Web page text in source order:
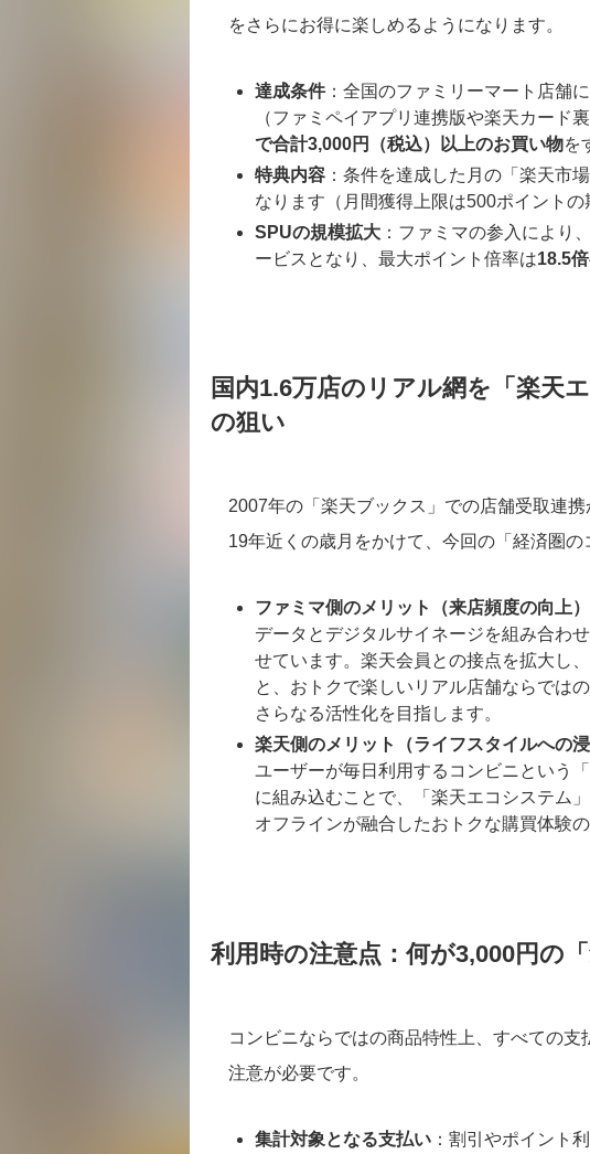
をさらにお得に楽しめるようになります。
達成条件：全国のファミリーマート店舗
（ファミペイアプリ連携版や楽天カード
で合計3,000円（税込）以上のお買い物を
特典内容 ：条件を達成した月の「楽天市
なります（月間獲得上限は500ポイントの
SPUの規模拡大 ：ファミマの参入により
ービスとなり、最大ポイント倍率は18.5倍
国内1.6万店のリアル網を「楽天
の狙い
2007年の「楽天ブックス」での店舗受取連
19年近くの歳月をかけて、今回の「経済圏
ファミマ側のメリット（来店頻度の向上）
データとデジタルサイネージを組み合わ
せています。楽天会員との接点を拡大し
と、おトクで楽しいリアル店舗ならでは
さらなる活性化を目指します。
楽天側のメリット（ライフスタイルへの浸
ユーザーが毎日利用するコンビニという
に組み込むことで、「楽天エコシステム
オフラインが融合したおトクな購買体験
利用時の注意点：何が3,000円の
コンビニならではの商品特性上、すべての
注意が必要です。
集計対象となる支払い ：割引やポイント